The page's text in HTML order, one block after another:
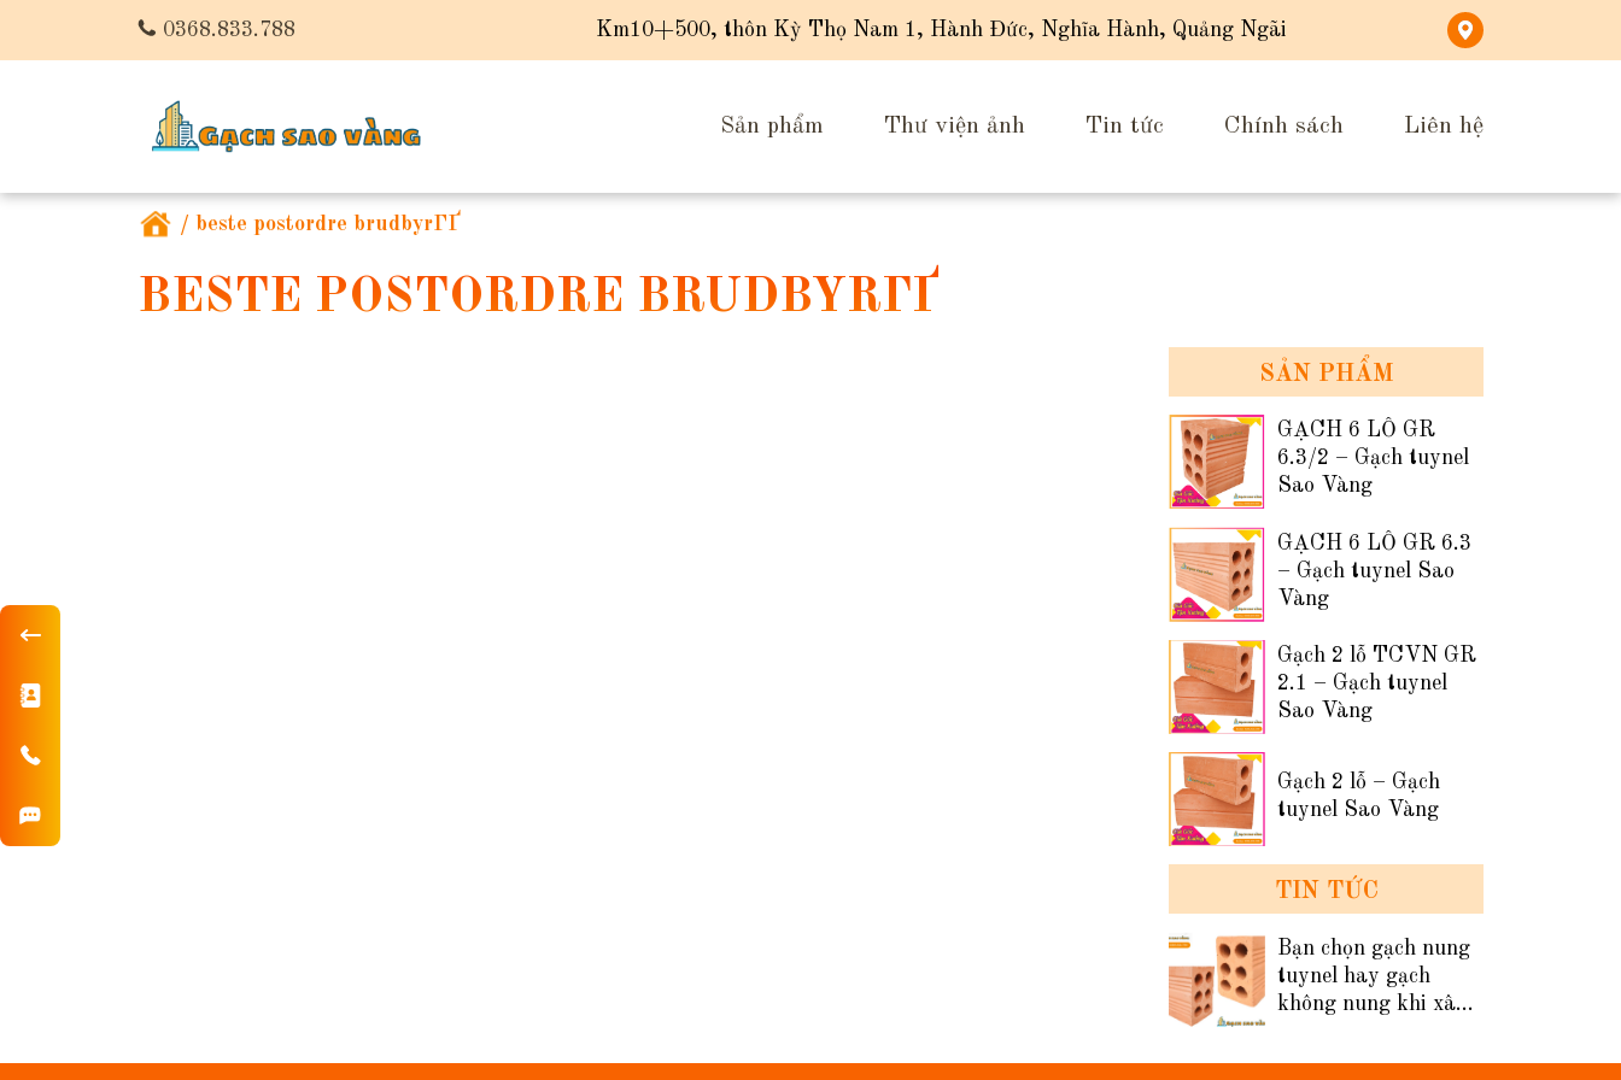
0368.833.788 Km10+500, thôn Kỳ Thọ Nam 1, Hành Đức, Nghĩa Hành, Quảng Ngãi
Sản phẩm Thư viện ảnh Tin tức Chính sách Liên hệ
/ beste postordre brudbyrГҐ
BESTE POSTORDRE BRUDBYRГҐ
SẢN PHẨM
GẠCH 6 LỖ GR
6.3/2 – Gạch tuynel
Sao Vàng
GẠCH 6 LỖ GR 6.3
– Gạch tuynel Sao
Vàng
Gạch 2 lỗ TCVN GR
2.1 – Gạch tuynel
Sao Vàng
Gạch 2 lỗ – Gạch
tuynel Sao Vàng
TIN TỨC
Bạn chọn gạch nung
tuynel hay gạch
không nung khi xây